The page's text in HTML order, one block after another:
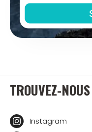
TROUVEZ-NOUS
Instagram